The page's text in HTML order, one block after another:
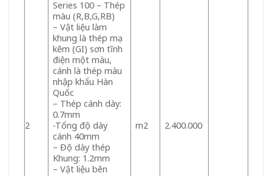
2
Series 100 – Thép
màu (R,B,G,RB)
– Vật liệu làm
khung là thép mạ
kẽm (GI) sơn tĩnh
điện một màu,
cánh là thép màu
nhập khẩu Hàn
Quốc
– Thép cánh dày:
0.7mm
-Tổng độ dày
cánh 40mm
– Độ dày thép
Khung: 1.2mm
– Vật liệu bên
m2 2.400.000